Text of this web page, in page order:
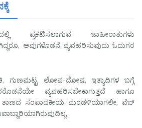
ಪ್ರಕಟಿಸಲಾಗುವ ಜಾಹೀರಾತುಗಳು
ಅವುಗಳೊಡನೆ ವ್ಯವಹರಿಸುವುದು ಓದುಗರ
ಗುಣಮಟ್ಟ, ಲೋಪ-ದೋಷ, ಇತ್ಯಾದಿಗಳ ಬಗ್ಗೆ
ವ್ಯವಹರಿಸಬೇಕಾಗುತ್ತದೆ ಹಾಗೂ
ಸಂಪಾದಕೀಯ ಮಂಡಳಿಯಾಗಲೀ, ವೆಬ್